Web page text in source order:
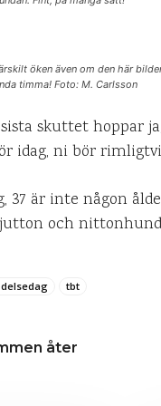
öken även om den här
timma! Foto: M. Carlsson
skuttet hoppar
idag, ni bör
37 är inte någon
och
tbt
åter